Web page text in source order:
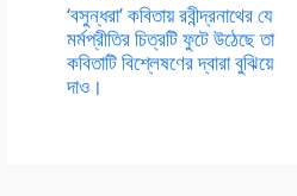
‘বসুন্ধরা’ কবিতায় রবীন্দ্রনাথের যে
মর্মপ্রীতির চিত্রটি ফুটে উঠেছে তা
কবিতাটি বিশ্লেষণের দ্বারা বুঝিয়ে
দাও।